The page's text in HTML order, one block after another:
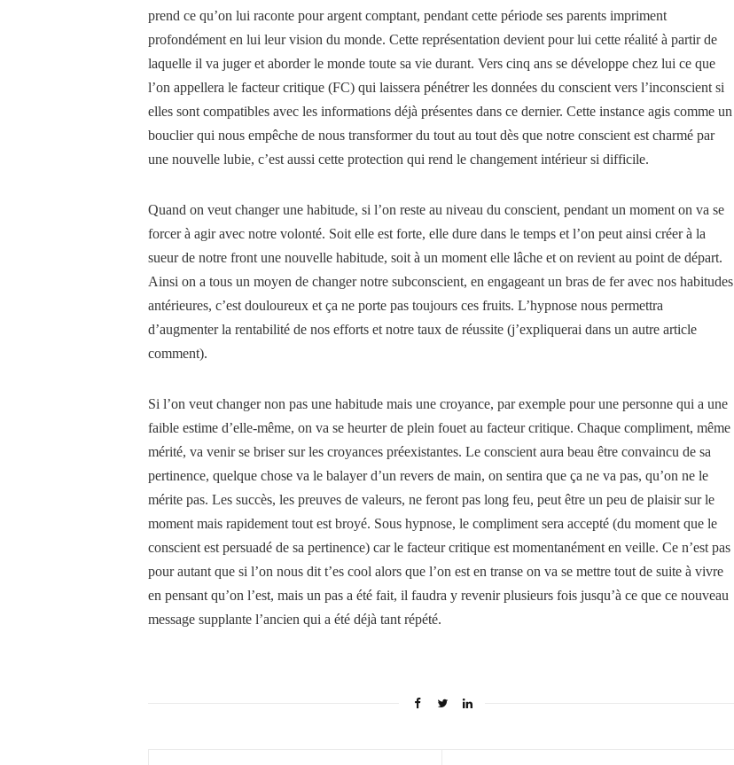
prend ce qu’on lui raconte pour argent comptant, pendant cette période ses parents impriment
profondément en lui leur vision du monde. Cette représentation devient pour lui cette réalité à partir de
laquelle il va juger et aborder le monde toute sa vie durant. Vers cinq ans se développe chez lui ce que
l’on appellera le facteur critique (FC) qui laissera pénétrer les données du conscient vers l’inconscient si
elles sont compatibles avec les informations déjà présentes dans ce dernier. Cette instance agis comme un
bouclier qui nous empêche de nous transformer du tout au tout dès que notre conscient est charmé par
une nouvelle lubie, c’est aussi cette protection qui rend le changement intérieur si difficile.
Quand on veut changer une habitude, si l’on reste au niveau du conscient, pendant un moment on va se
forcer à agir avec notre volonté. Soit elle est forte, elle dure dans le temps et l’on peut ainsi créer à la
sueur de notre front une nouvelle habitude, soit à un moment elle lâche et on revient au point de départ.
Ainsi on a tous un moyen de changer notre subconscient, en engageant un bras de fer avec nos habitudes
antérieures, c’est douloureux et ça ne porte pas toujours ces fruits. L’hypnose nous permettra
d’augmenter la rentabilité de nos efforts et notre taux de réussite (j’expliquerai dans un autre article
comment).
Si l’on veut changer non pas une habitude mais une croyance, par exemple pour une personne qui a une
faible estime d’elle-même, on va se heurter de plein fouet au facteur critique. Chaque compliment, même
mérité, va venir se briser sur les croyances préexistantes. Le conscient aura beau être convaincu de sa
pertinence, quelque chose va le balayer d’un revers de main, on sentira que ça ne va pas, qu’on ne le
mérite pas. Les succès, les preuves de valeurs, ne feront pas long feu, peut être un peu de plaisir sur le
moment mais rapidement tout est broyé. Sous hypnose, le compliment sera accepté (du moment que le
conscient est persuadé de sa pertinence) carle facteur critique est momentanément en veille. Ce n’est pas
pour autant que si l’on nous dit t’es cool alors que l’on est en transe on va se mettre tout de suite à vivre
en pensant qu’on l’est, mais un pas a été fait, il faudra y revenir plusieurs fois jusqu’à ce que ce nouveau
message supplante l’ancien qui a été déjà tant répété.